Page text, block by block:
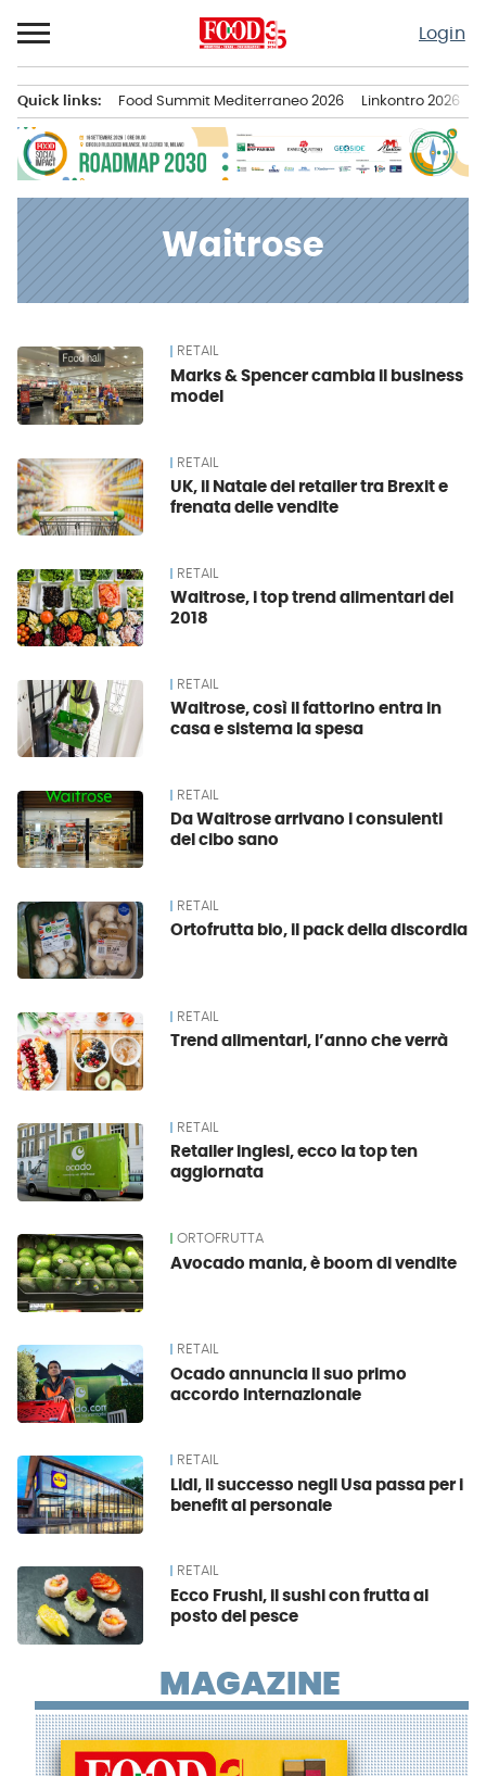
al
contenuto
Login
principale
Quick links: Food Summit Mediterraneo 2026 Linkontro 2026
Waitrose
News RETAIL
Marks & Spencer cambia il business
model
RETAIL
UK, il Natale dei retailer tra Brexit e
frenata delle vendite
RETAIL
Waitrose, i top trend alimentari del
2018
RETAIL
Waitrose, così il fattorino entra in
casa e sistema la spesa
RETAIL
Da Waitrose arrivano i consulenti
del cibo sano
RETAIL
Ortofrutta bio, il pack della discordia
RETAIL
Trend alimentari, l’anno che verrà
RETAIL
Retailer inglesi, ecco la top ten
aggiornata
ORTOFRUTTA
Avocado mania, è boom di vendite
RETAIL
Ocado annuncia il suo primo
accordo internazionale
RETAIL
Lidl, il successo negli Usa passa per i
benefit al personale
RETAIL
Ecco Frushi, il sushi con frutta al
posto del pesce
MAGAZINE